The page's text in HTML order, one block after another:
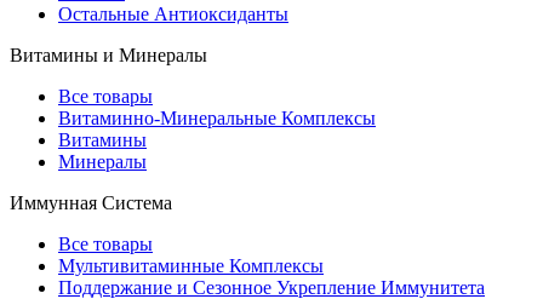
Остальные Антиоксиданты
Витамины и Минералы
Все товары
Витаминно-Минеральные Комплексы
Витамины
Минералы
Иммунная Система
Все товары
Мультивитаминные Комплексы
Поддержание и Сезонное Укрепление Иммунитета